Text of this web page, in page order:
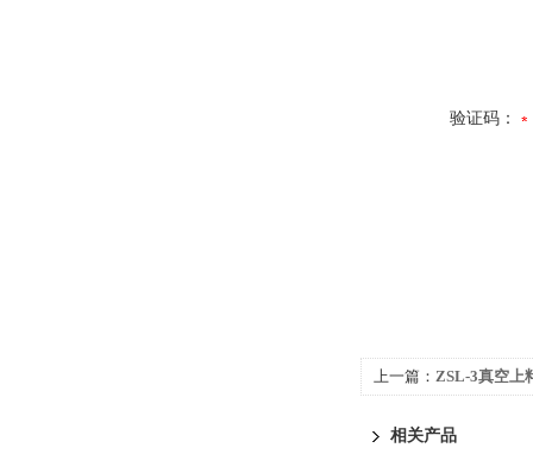
验证码：
上一篇： ZSL-3真空上
相关产品